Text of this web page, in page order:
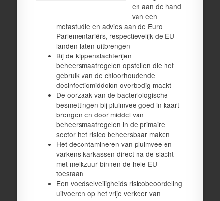
en aan de hand
van een
metastudie en advies aan de Euro
Parlementariërs, respectievelijk de EU
landen laten uitbrengen
Bij de kippenslachterijen
beheersmaatregelen opstellen die het
gebruik van de chloorhoudende
desinfectiemiddelen overbodig maakt
De oorzaak van de bacteriologische
besmettingen bij pluimvee goed in kaart
brengen en door middel van
beheersmaatregelen in de primaire
sector het risico beheersbaar maken
Het decontamineren van pluimvee en
varkens karkassen direct na de slacht
met melkzuur binnen de hele EU
toestaan
Een voedselveiligheids risicobeoordeling
uitvoeren op het vrije verkeer van